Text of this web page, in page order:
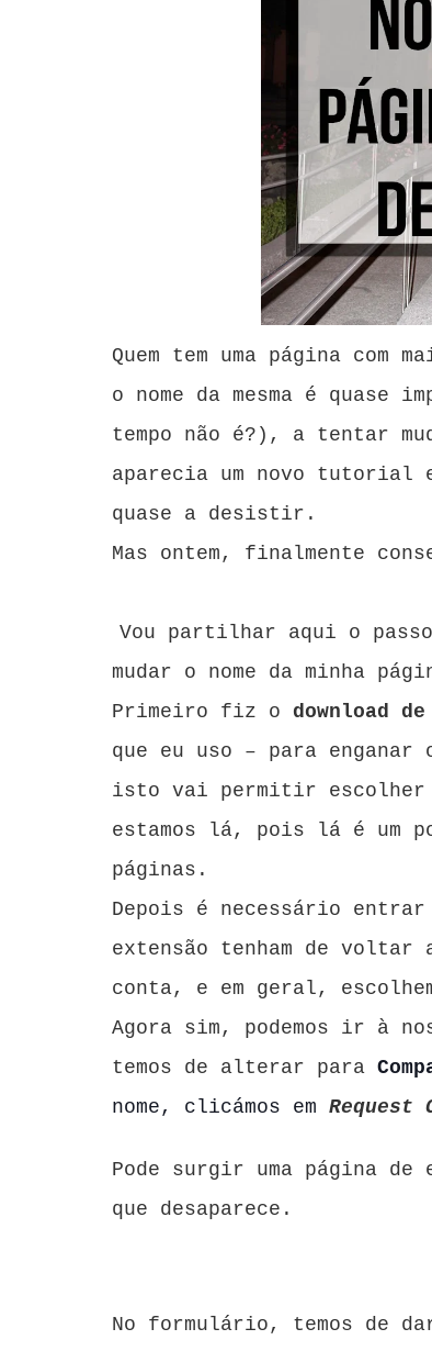
Quem tem uma página com
o nome da mesma é quase
tempo não é?), a tentar
aparecia um novo tutorial
quase a desistir.
Mas ontem, finalmente
Vou partilhar aqui o
mudar o nome da minha
Primeiro fiz o download
que eu uso – para enganar
isto vai permitir escolher
estamos lá, pois lá é um
páginas.
Depois é necessário
extensão tenham de
conta, e em geral,
Agora sim, podemos ir à
temos de alterar para
nome, clicámos em Request
Pode surgir uma página
que desaparece.
No formulário, temos de